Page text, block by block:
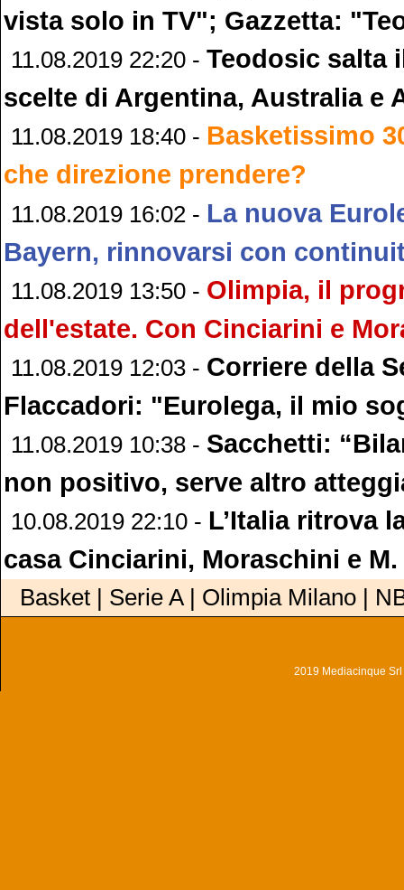
vista solo in TV"; Gazzetta:
11.08.2019 22:20 - Teodosic salta
scelte di Argentina, Australia e
11.08.2019 18:40 - Basketissimo
che direzione prendere?
11.08.2019 16:02 - La nuova
Bayern, rinnovarsi con
11.08.2019 13:50 - Olimpia, il
dell'estate. Con Cinciarini e
11.08.2019 12:03 - Corriere della
Flaccadori: "Eurolega, il mio
11.08.2019 10:38 - Sacchetti:
non positivo, serve altro
10.08.2019 22:10 - L’Italia ritrova
casa Cinciarini, Moraschini e
Basket | Serie A | Olimpia Milano |
2019 Mediacinque Srl